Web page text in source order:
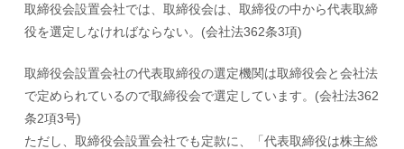
取締役会設置会社では、取締役会は、取締役の中から代表取締
役を選定しなければならない。(会社法362条3項)
取締役会設置会社の代表取締役の選定機関は取締役会と会社法
で定められているので取締役会で選定しています。(会社法362
条2項3号)
ただし、取締役会設置会社でも定款に、「代表取締役は株主総